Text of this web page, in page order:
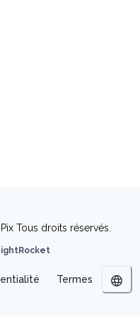
Tous droits réservés.
Termes